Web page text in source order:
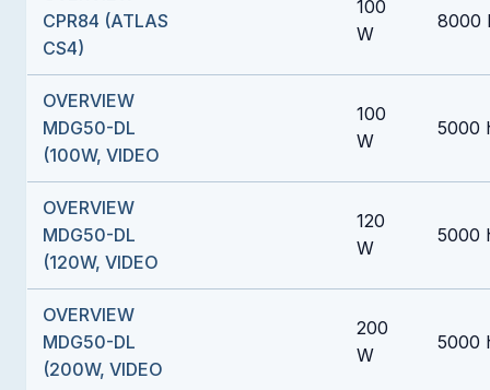
CPR84 (ATLAS
CS4)
100
W
8000
OVERVIEW
MDG50-DL
(100W, VIDEO
100
W
5000
OVERVIEW
MDG50-DL
(120W, VIDEO
120
W
5000
OVERVIEW
MDG50-DL
(200W, VIDEO
200
W
5000